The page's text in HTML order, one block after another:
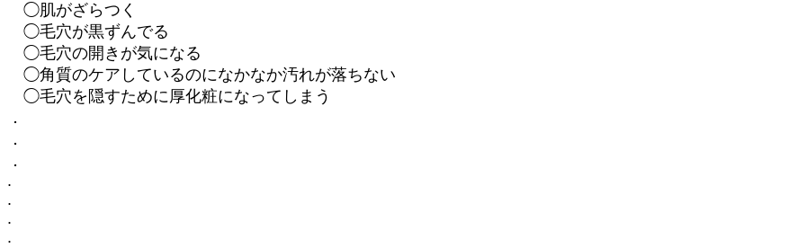
◯肌がざらつく
◯毛穴が黒ずんでる
◯毛穴の開きが気になる
◯角質のケアしているのになかなか汚れが落ちない
◯毛穴を隠すために厚化粧になってしまう
．
．
．
.
.
.
.